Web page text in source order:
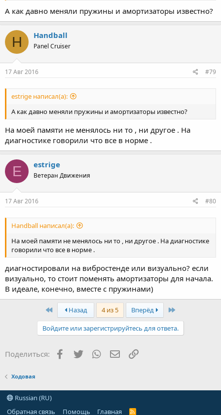
А как давно меняли пружины и амортизаторы известно?
H Handball
Panel Cruiser
17 Авг 2016 #79
estrige написал(а):
А как давно меняли пружины и амортизаторы известно?
На моей памяти не менялось ни то , ни другое . На
диагностике говорили что все в норме .
E estrige
Ветеран Движения
17 Авг 2016 #80
Handball написал(а):
На моей памяти не менялось ни то , ни другое . На диагностике
говорили что все в норме .
диагностировали на вибростенде или визуально? если
визуально, то стоит поменять амортизаторы для начала.
В идеале, конечно, вместе с пружинами)
First Назад 4 из 5 Вперёд Last
Войдите или зарегистрируйтесь для ответа.
Поделиться: Facebook
TwitterWhatsAppЭлектронная почта
Ссылка
Ходовая
Russian (RU)
Обратная связь
Помощь Главная
R